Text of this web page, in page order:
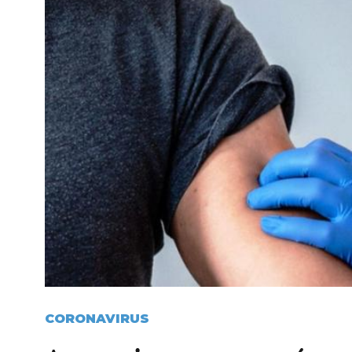
CORONAVIRUS